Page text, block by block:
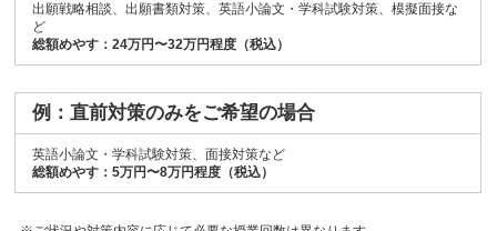
出願戦略相談、出願書類対策、英語小論文・学科試験対策、模擬面接な
ど
総額めやす：24万円〜32万円程度（税込）
例：直前対策のみをご希望の場合
英語小論文・学科試験対策、面接対策など
総額めやす：5万円〜8万円程度（税込）